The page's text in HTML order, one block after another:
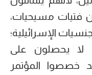
فتيات مسيحيات،
الإسرائيلية؛
لا يحصلون على
خصصوا المؤتمر